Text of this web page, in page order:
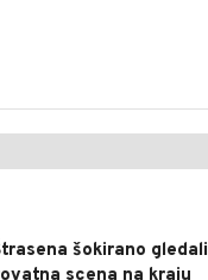
šokirano gledali